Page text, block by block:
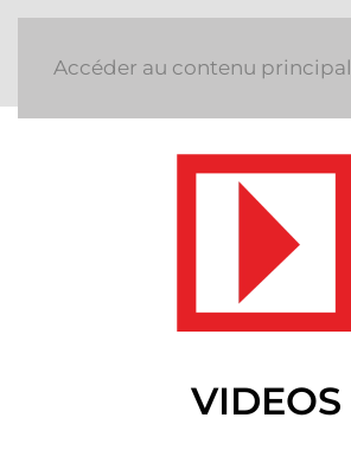
Accéder au contenu principal
VIDEOS